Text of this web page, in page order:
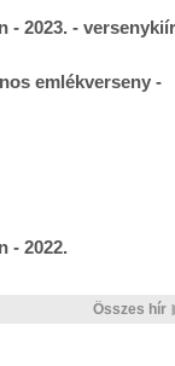
- 2023. -
emlékverseny -
- 2022.
Összes hír